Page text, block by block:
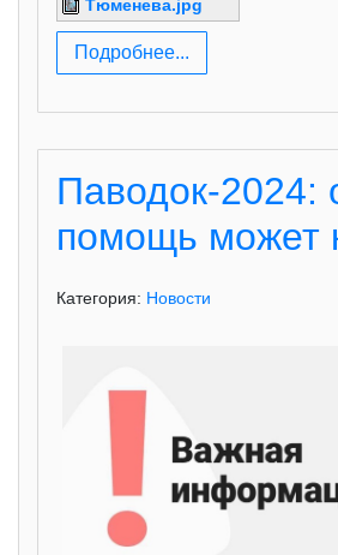
Тюменева.jpg
Подробнее...
Паводок-2024:
помощь может
Категория: Новости